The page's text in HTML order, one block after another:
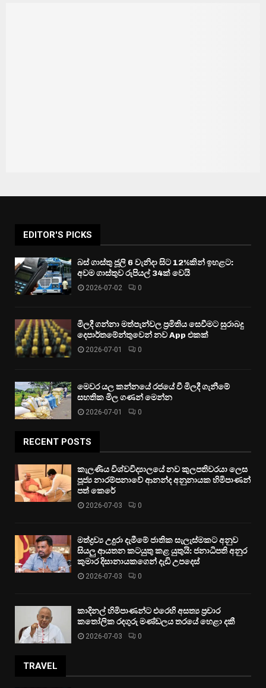
EDITOR'S PICKS
බස් ගාස්තු ජූලි 6 වැනිදා සිට 12%කින් ඉහළට:
අවම ගාස්තුව රුපියල් 34ක් වෙයි
2026-07-02 0
මිලදී ගන්නා මත්පැන්වල ප්‍රමිතිය සෙවීමට සුරාබදු
දෙපාර්තමේන්තුවෙන් නව App එකක්
2026-07-01 0
මෙවර යල කන්නයේ රජයේ වී මිලදී ගැනීමේ
සහතික මිල ගණන් මෙන්න
2026-07-01 0
RECENT POSTS
කැලණිය විශ්වවිද්‍යාලයේ නව කුලපතිවරයා ලෙස
පූජ්‍ය නාරම්පනාවේ ආනන්ද අනුනායක හිමිපාණන්
පත් කෙරේ
2026-07-03 0
මත්ද්‍රව්‍ය උදුරා දැමීමේ ජාතික සැලැස්මකට අනුව
සියලු ආයතන කටයුතු කළ යුතුයි: ජනාධිපති අනුර
කුමාර දිසානායකගෙන් දැඩි උපදෙස්
2026-07-03 0
කාදිනල් හිමිපාණන්ට එරෙහි අසත්‍ය ප්‍රචාර
කතෝලික රදගුරු මණ්ඩලය තරයේ හෙළා දකී
2026-07-03 0
TRAVEL